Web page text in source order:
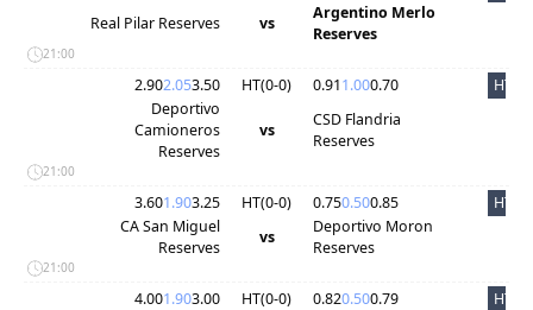
Real Pilar Reserves
vs
Argentino Merlo
Reserves
21:00
2.902.053.50 HT(0-0) 0.911.000.70
HT
Deportivo
Camioneros
Reserves
vs
CSD Flandria
Reserves
21:00
3.601.903.25 HT(0-0) 0.750.500.85
HT
CA San Miguel
Reserves
vs
Deportivo Moron
Reserves
21:00
4.001.903.00 HT(0-0) 0.820.500.79
HT